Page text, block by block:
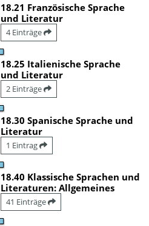
18.21 Französische Sprache
und Literatur
4 Einträge
18.25 Italienische Sprache
und Literatur
2 Einträge
18.30 Spanische Sprache und
Literatur
1 Eintrag
18.40 Klassische Sprachen und
Literaturen: Allgemeines
41 Einträge